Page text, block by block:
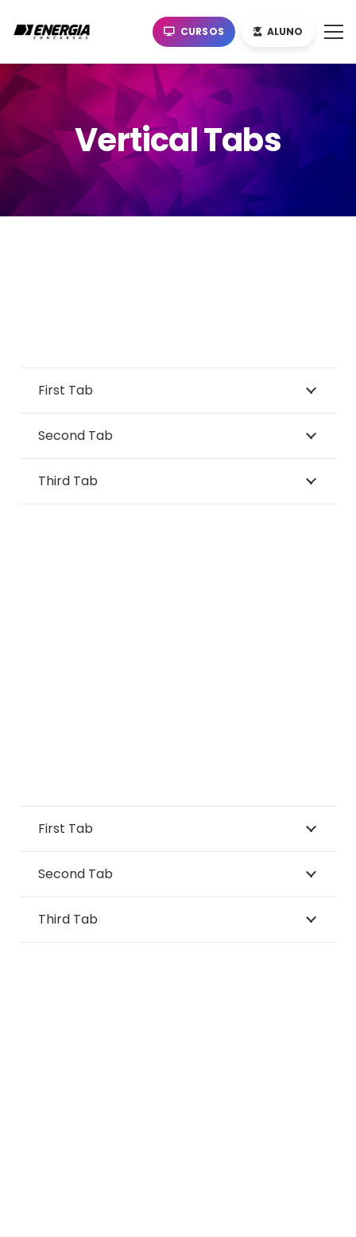
CURSOS ALUNO
Vertical Tabs
First Tab
Second Tab
Third Tab
First Tab
Second Tab
Third Tab